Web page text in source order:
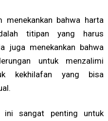
menekankan bahwa harta
titipan yang harus
juga menekankan bahwa
untuk menzalimi
kekhilafan yang bisa
ini sangat penting untuk